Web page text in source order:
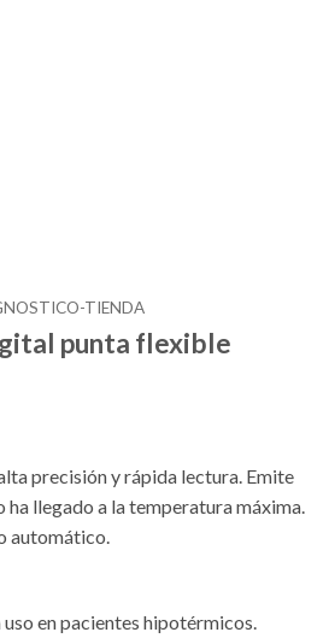
TIENDA
punta flexible
precisión y rápida lectura. Emite
ha llegado a la temperatura máxima.
automático.
en pacientes hipotérmicos.